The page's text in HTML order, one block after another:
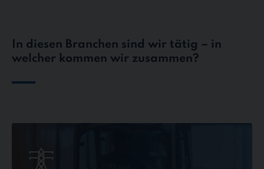
In diesen Branchen sind wir tätig – in
welcher kommen wir zusammen?